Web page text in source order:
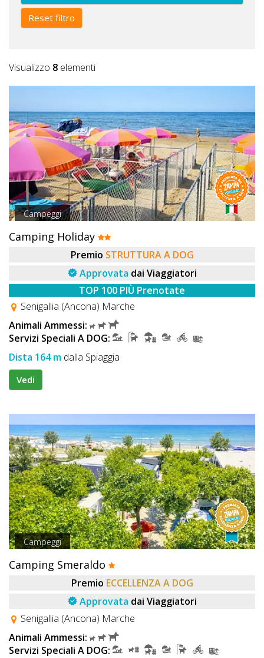
Registrati
Reset filtro
Visualizzo 8 elementi
Campeggi
Camping Holiday
Premio STRUTTURA A DOG
Approvata dai Viaggiatori
TOP 100 PIÙ Prenotate
Senigallia (Ancona) Marche
Animali Ammessi:
Servizi Speciali A DOG:
Dista 164 m dalla Spiaggia
Vedi
Campeggi
Camping Smeraldo
Premio ECCELLENZA A DOG
Approvata dai Viaggiatori
Senigallia (Ancona) Marche
Animali Ammessi:
Servizi Speciali A DOG: